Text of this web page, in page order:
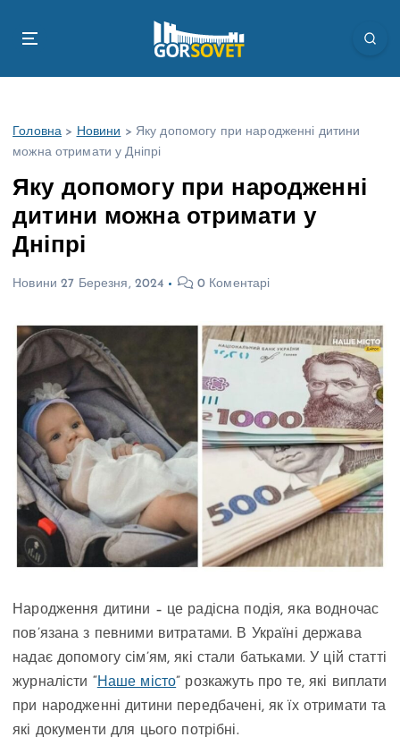
Головна > Новини > Яку допомогу при народженні дитини
можна отримати у Дніпрі
Яку допомогу при народженні
дитини можна отримати у
Дніпрі
Новини 27 Березня, 2024 0 Коментарі
Народження дитини – це радісна подія, яка водночас
пов’язана з певними витратами. В Україні держава
надає допомогу сім’ям, які стали батьками. У цій статті
журналісти “Наше місто” розкажуть про те, які виплати
при народженні дитини передбачені, як їх отримати та
які документи для цього потрібні.